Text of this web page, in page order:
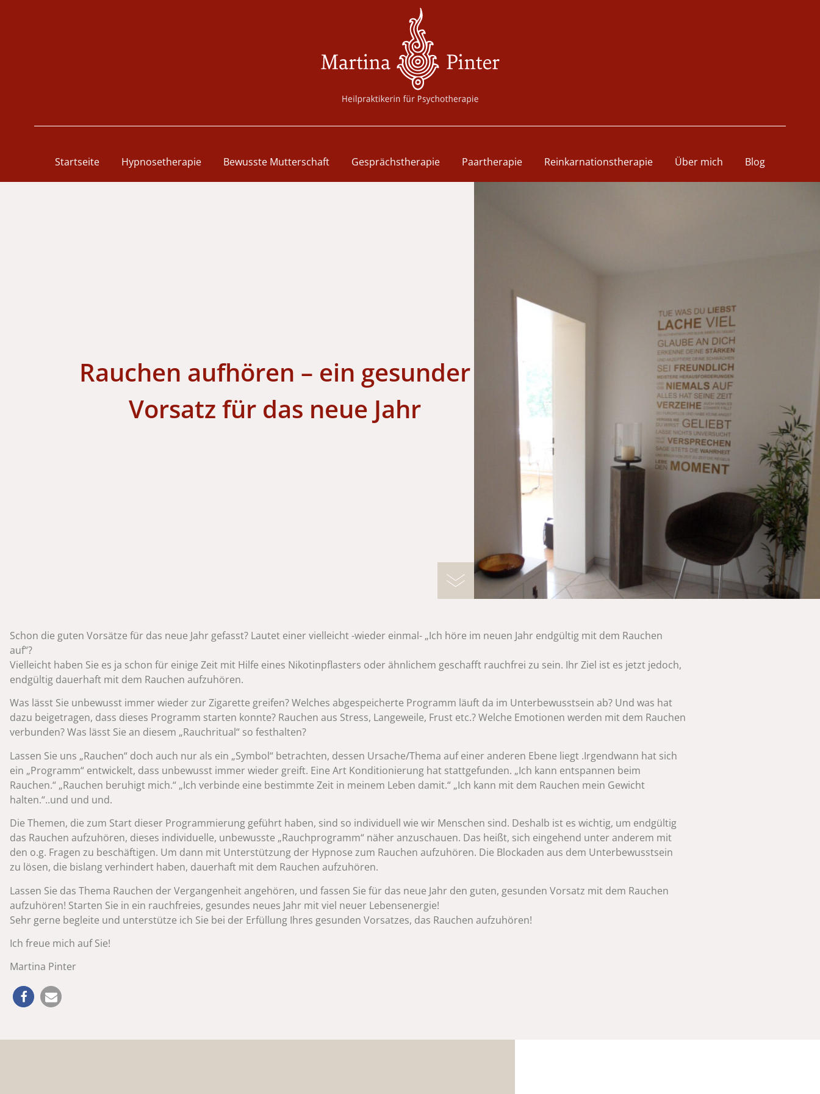
Startseite Hypnosetherapie Bewusste Mutterschaft Gesprächstherapie Paartherapie Reinkarnationstherapie Über mich Blog
Rauchen aufhören – ein gesunder
Vorsatz für das neue Jahr
Schon die guten Vorsätze für das neue Jahr gefasst? Lautet einer vielleicht -wieder einmal- „Ich höre im neuen Jahr endgültig mit dem Rauchen
auf“?
Vielleicht haben Sie es ja schon für einige Zeit mit Hilfe eines Nikotinpflasters oder ähnlichem geschafft rauchfrei zu sein. Ihr Ziel ist es jetzt jedoch,
endgültig dauerhaft mit dem Rauchen aufzuhören.
Was lässt Sie unbewusst immer wieder zur Zigarette greifen? Welches abgespeicherte Programm läuft da im Unterbewusstsein ab? Und was hat
dazu beigetragen, dass dieses Programm starten konnte? Rauchen aus Stress, Langeweile, Frust etc.? Welche Emotionen werden mit dem Rauchen
verbunden? Was lässt Sie an diesem „Rauchritual“ so festhalten?
Lassen Sie uns „Rauchen“ doch auch nur als ein „Symbol“ betrachten, dessen Ursache/Thema auf einer anderen Ebene liegt .Irgendwann hat sich
ein „Programm“ entwickelt, dass unbewusst immer wieder greift. Eine Art Konditionierung hat stattgefunden. „Ich kann entspannen beim
Rauchen.“ „Rauchen beruhigt mich.“ „Ich verbinde eine bestimmte Zeit in meinem Leben damit.“ „Ich kann mit dem Rauchen mein Gewicht
halten.“..und und und.
Die Themen, die zum Start dieser Programmierung geführt haben, sind so individuell wie wir Menschen sind. Deshalb ist es wichtig, um endgültig
das Rauchen aufzuhören, dieses individuelle, unbewusste „Rauchprogramm“ näher anzuschauen. Das heißt, sich eingehend unter anderem mit
den o.g. Fragen zu beschäftigen. Um dann mit Unterstützung der Hypnose zum Rauchen aufzuhören. Die Blockaden aus dem Unterbewusstsein
zu lösen, die bislang verhindert haben, dauerhaft mit dem Rauchen aufzuhören.
Lassen Sie das Thema Rauchen der Vergangenheit angehören, und fassen Sie für das neue Jahr den guten, gesunden Vorsatz mit dem Rauchen
aufzuhören! Starten Sie in ein rauchfreies, gesundes neues Jahr mit viel neuer Lebensenergie!
Sehr gerne begleite und unterstütze ich Sie bei der Erfüllung Ihres gesunden Vorsatzes, das Rauchen aufzuhören!
Ich freue mich auf Sie!
Martina Pinter